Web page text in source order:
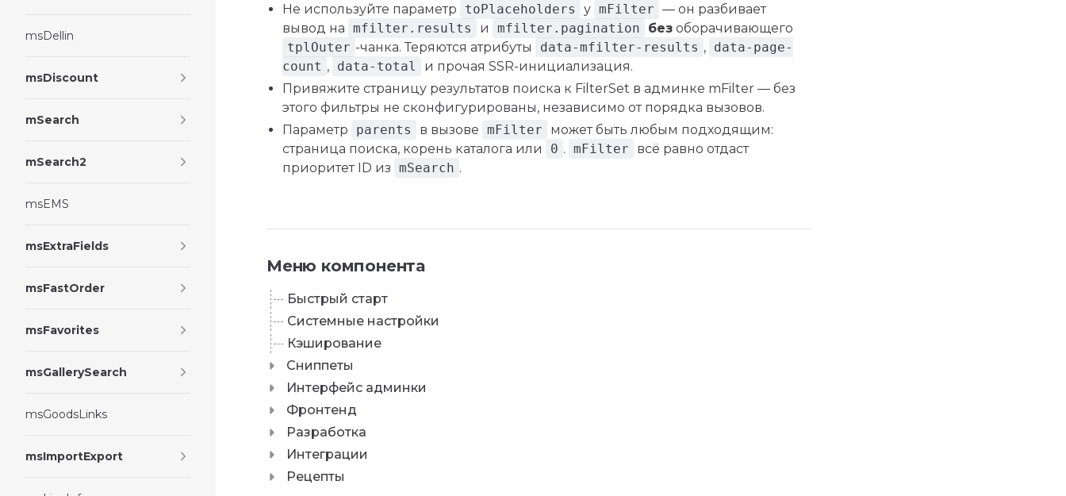
msDellin
msDiscount
mSearch
mSearch2
msEMS
msExtraFields
msFastOrder
msFavorites
msGallerySearch
msGoodsLinks
msImportExport
Не используйте параметр toPlaceholders у mFilter — он разбивает
вывод на mfilter.results и mfilter.pagination без оборачивающего
tplOuter -чанка. Теряются атрибуты data-mfilter-results , data-page-
count , data-total
и прочая SSR-инициализация.
Привяжите страницу результатов поиска к FilterSet в админке mFilter — без
этого фильтры не сконфигурированы, независимо от порядка вызовов.
Параметр
parents в вызове mFilter
может быть любым подходящим:
страница поиска, корень каталога или
0 . mFilter
всё равно отдаст
приоритет ID из mSearch .
Меню компонента
Быстрый старт
Системные настройки
Кэширование
Сниппеты
Интерфейс админки
Фронтенд
Разработка
Интеграции
Рецепты